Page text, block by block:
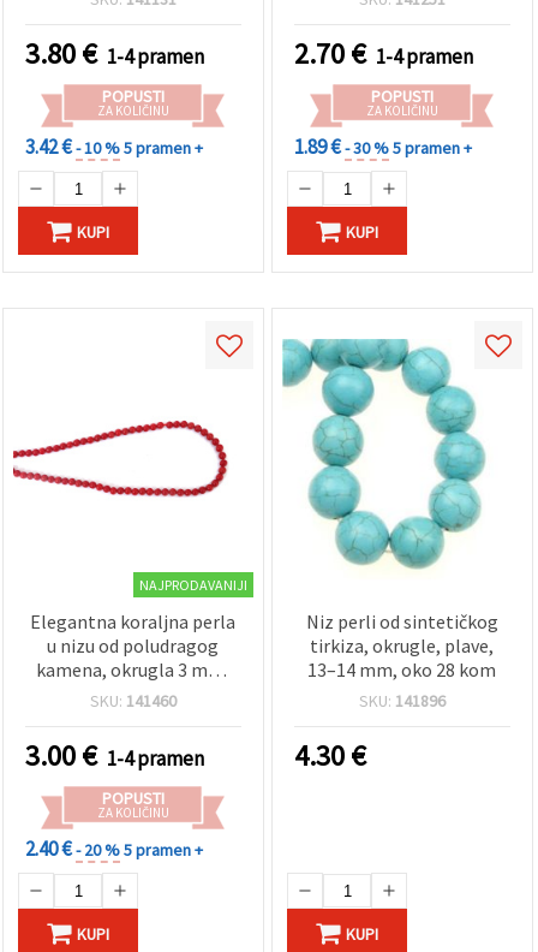
3.80€ 1-4 pramen
POPUSTI
ZA KOLIČINU
3.42 €- 10 %5 pramen +
KUPI
narukvica i ogrlica
2.70€ 1-4 pramen
POPUSTI
ZA KOLIČINU
1.89 €- 30 %5 pramen +
KUPI
NAJPRODAVANIJI
Elegantna koraljna perla
u nizu od poludragog
kamena, okrugla 3 mm,
cca 160 komada – perlice
SKU: 141460
3.00€ 1-4 pramen
POPUSTI
ZA KOLIČINU
2.40 €- 20 %5 pramen +
KUPI
Niz perli od sintetičkog
tirkiza, okrugle, plave,
13–14 mm, oko 28 kom
SKU: 141896
4.30€
KUPI